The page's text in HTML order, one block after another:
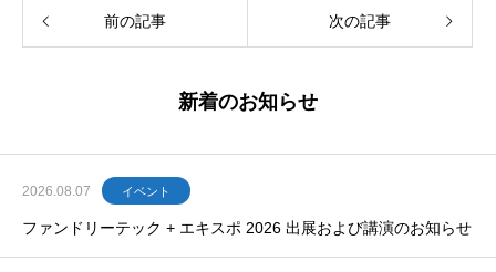
前の記事 次の記事
新着のお知らせ
2026.08.07 イベント
ファンドリーテック + エキスポ 2026 出展および講演のお知らせ